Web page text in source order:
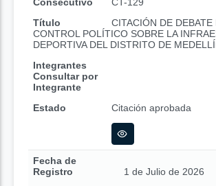
Título
CITACIÓN DE DEBATE
CONTROL POLÍTICO SOBRE LA
DEPORTIVA DEL DISTRITO DE
Integrantes
Consultar por
Integrante
Estado
Citación aprobada
Fecha de
Registro
1 de Julio de 2026